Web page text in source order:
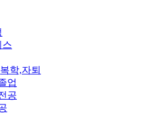
스
학,자퇴
업
공